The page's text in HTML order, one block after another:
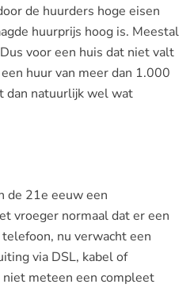
de huurders hoge eisen
huurprijs hoog is. Meestal
voor een huis dat niet valt
huur van meer dan 1.000
dan natuurlijk wel wat
de 21e eeuw een
vroeger normaal dat er een
nu verwacht een
via DSL, kabel of
meteen een compleet